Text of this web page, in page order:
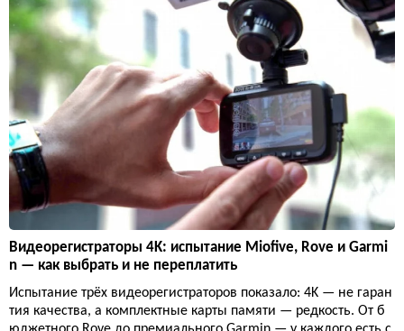
Видеорегистраторы 4K: испытание Miofive, Rove и Garmi
n — как выбрать и не переплатить
Испытание трёх видеорегистраторов показало: 4K — не гаран
тия качества, а комплектные карты памяти — редкость. От б